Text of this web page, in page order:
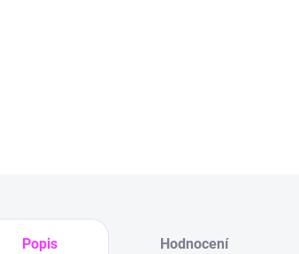
Popis Hodnocení